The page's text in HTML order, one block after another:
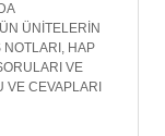
ÜNİTELERİN
NOTLARI, HAP
VE
CEVAPLARI